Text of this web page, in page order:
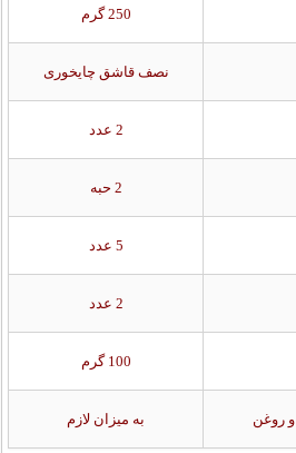
250 گرم
نصف قاشق چایخوری
2 عدد
2 حبه
5 عدد
2 عدد
100 گرم
روغن به میزان لازم